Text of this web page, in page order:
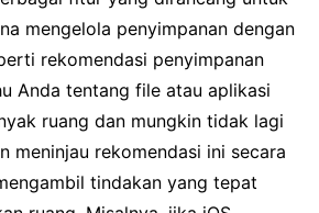
mengelola penyimpanan dengan
rekomendasi penyimpanan
Anda tentang file atau aplikasi
ruang dan mungkin tidak lagi
meninjau rekomendasi ini secara
tindakan yang tepat